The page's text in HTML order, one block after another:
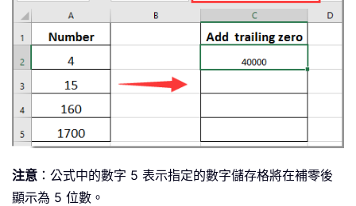
注意 ：公式中的數字 5 表示指定的數字儲存格將在補零後
顯示為 5 位數。